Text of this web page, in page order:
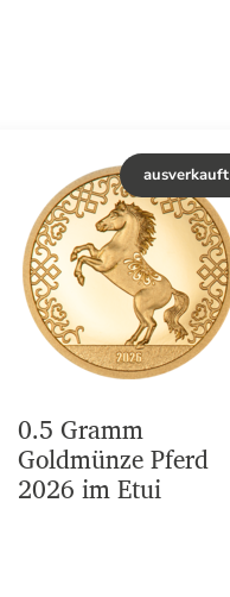
ausverkauft
0.5 Gramm
Goldmünze Pferd
2026 im Etui